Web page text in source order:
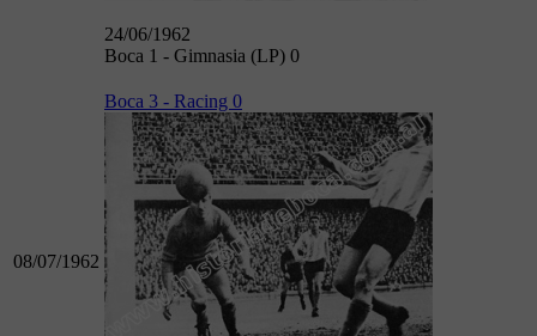
24/06/1962
Boca 1 - Gimnasia (LP) 0
08/07/1962
Boca 3 - Racing 0